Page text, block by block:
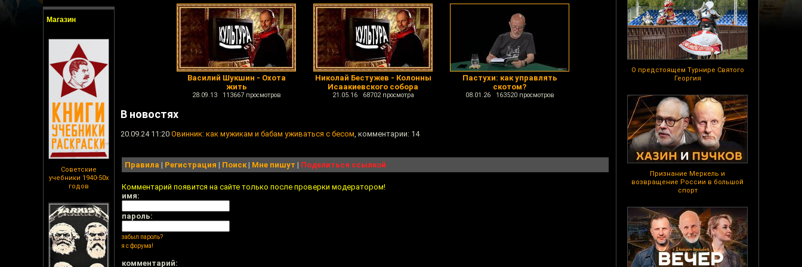
Магазин
Советские
учебники 1940-50х
годов
О предстоящем Турнире Святого
Георгия
Признание Меркель и
возвращение России в большой
спорт
Василий Шукшин - Охота
жить
28.09.13 113667 просмотров
Николай Бестужев - Колонны
Исаакиевского собора
21.05.16 68702 просмотра
Пастухи: как управлять
скотом?
08.01.26 163520 просмотров
В новостях
20.09.24 11:20 Овинник: как мужикам и бабам уживаться с бесом, комментарии: 14
Правила | Регистрация | Поиск| Мне пишут | Поделиться ссылкой
Комментарий появится на сайте только после проверки модератором!
имя:
пароль:
забыл пароль?
я с форума!
комментарий: